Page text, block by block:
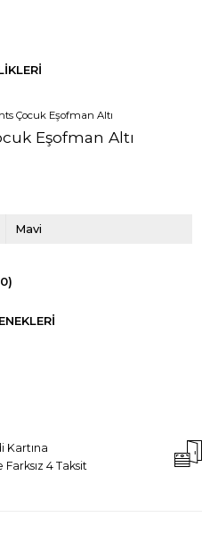
Çocuk Eşofman Altı
Eşofman Altı
Mavi
Kartına
Farksız 4 Taksit